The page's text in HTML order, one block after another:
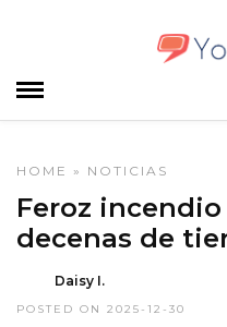
HOME » NOTICIAS
Feroz
decenas de
Daisy I.
POSTED ON 2025-12-30